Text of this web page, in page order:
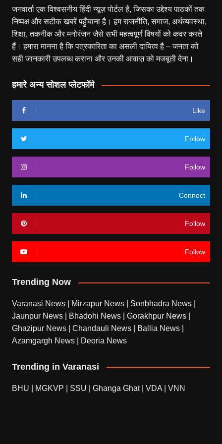
जनवार्ता एक विश्वसनीय हिंदी न्यूज़ पोर्टल है, जिसका उद्देश्य पाठकों तक
निष्पक्ष और सटीक खबरें पहुँचाना है। हम राजनीति, समाज, अर्थव्यवस्था,
शिक्षा, तकनीक और मनोरंजन जैसे सभी महत्वपूर्ण विषयों को कवर करते
हैं। हमारा मानना है कि पत्रकारिता का असली दायित्व है – जनता को
सही जानकारी उपलब्ध कराना और उनकी आवाज़ को मजबूती देना।
हमारे अन्य सोशल प्लेटफॉर्म
Like
Follow
Follow
Connect
Follow
Follow
Trending Now
Varanasi News Mirzapur News Sonbhadra News
Jaunpur News
Bhadohi News Gorakhpur News
Ghazipur News
Chandauli News Ballia News
Azamgargh News
Deoria News
Trending in Varanasi
BHU MGKVP SSU Ghanga Ghat| VDA VNN